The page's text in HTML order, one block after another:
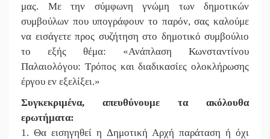
μας. Με την σύμφωνη γνώμη των δημοτικών
συμβούλων που υπογράφουν το παρόν, σας καλούμε
να εισάγετε προς συζήτηση στο δημοτικό συμβούλιο
το εξής θέμα: «Ανάπλαση Κωνσταντίνου
Παλαιολόγου: Τρόπος και διαδικασίες ολοκλήρωσης
έργου εν εξελίξει.»
Συγκεκριμένα, απευθύνουμε τα ακόλουθα
ερωτήματα:
1. Θα εισηγηθεί η Δημοτική Αρχή παράταση ή όχι